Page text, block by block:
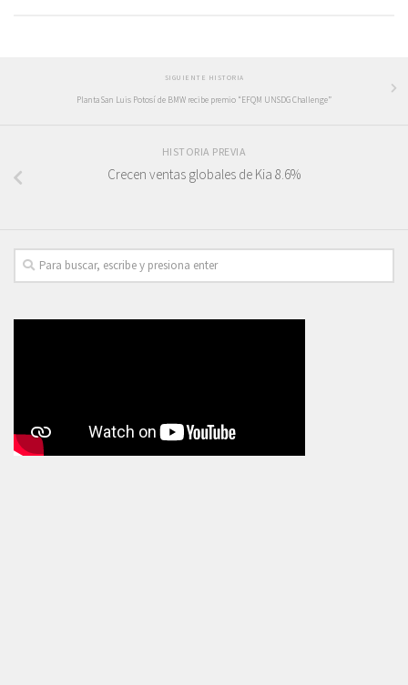
SIGUIENTE HISTORIA
Planta San Luis Potosí de BMW recibe premio “EFQM UNSDG Challenge”
HISTORIA PREVIA
Crecen ventas globales de Kia 8.6%